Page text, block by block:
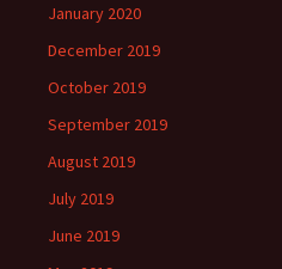
January 2020
December 2019
October 2019
September 2019
August 2019
July 2019
June 2019